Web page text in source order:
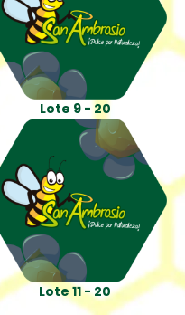
Lote 9 - 20
Lote 11 - 20